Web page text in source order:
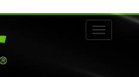
Alternar